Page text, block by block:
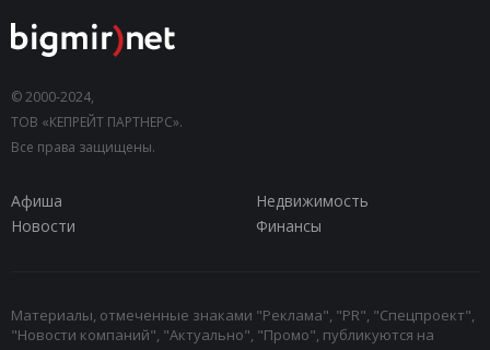
© 2000-2024,
ТОВ «КЕПРЕЙТ ПАРТНЕРС».
Все права защищены.
Афиша
Недвижимость
Новости
Финансы
Материалы, отмеченные знаками "Реклама", "PR", "Спецпроект",
"Новости компаний", "Актуально", "Промо", публикуются на